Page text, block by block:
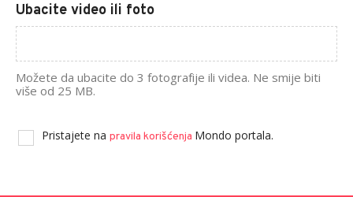
Ubacite video ili foto
Možete da ubacite do 3 fotografije ili videa. Ne smije biti
više od 25 MB.
Pristajete na pravila korišćenja Mondo portala.